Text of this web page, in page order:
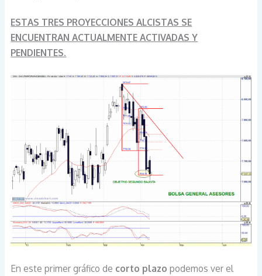
ESTAS TRES PROYECCIONES ALCISTAS SE
ENCUENTRAN ACTUALMENTE ACTIVADAS Y
PENDIENTES.
En este primer gráfico de corto plazo podemos ver el